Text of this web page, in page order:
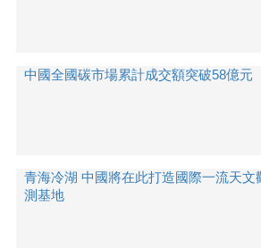
中國全國碳市場累計成交額突破58億元
青海冷湖 中國將在此打造國際一流天文
測基地